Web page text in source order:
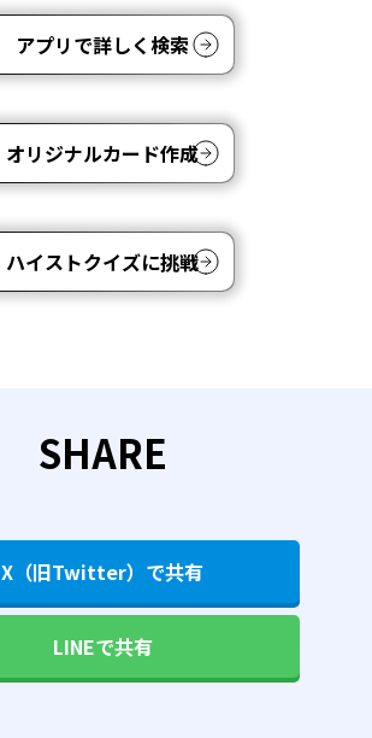
アプリで詳しく検索
オリジナルカード作成
ハイストクイズに挑戦
SHARE
X（旧Twitter）で共有
LINEで共有